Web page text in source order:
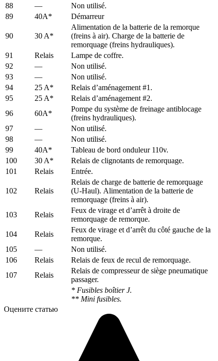
88
—
Non utilisé.
89
40A* Démarreur
90 30 A*
Alimentation de la batterie de la remorque
(freins à air). Charge de la batterie de
remorquage (freins hydrauliques).
91
Relais
Lampe de coffre.
92
—
Non utilisé.
93
—
Non utilisé.
94
25 A*
Relais d’aménagement #1.
95
25 A*
Relais d’aménagement #2.
96
60A*
Pompe du système de freinage antiblocage
(freins hydrauliques).
97
—
Non utilisé.
98
—
Non utilisé.
99
40A*
Tableau de bord onduleur 110v.
100
30 A*
Relais de clignotants de remorquage.
101
Relais Entrée.
102 Relais
Relais de charge de batterie de remorquage
(U-Haul). Alimentation de la batterie de
remorquage (freins à air).
103
Relais
Feux de virage et d’arrêt à droite de
remorquage de remorque.
104
Relais
Feux de virage et d’arrêt du côté gauche de la
remorque.
105
—
Non utilisé.
106
Relais
Relais de feux de recul de remorquage.
107
Relais
Relais de compresseur de siège pneumatique
passager.
* Fusibles boîtier J.
** Mini fusibles.
Оцените статью